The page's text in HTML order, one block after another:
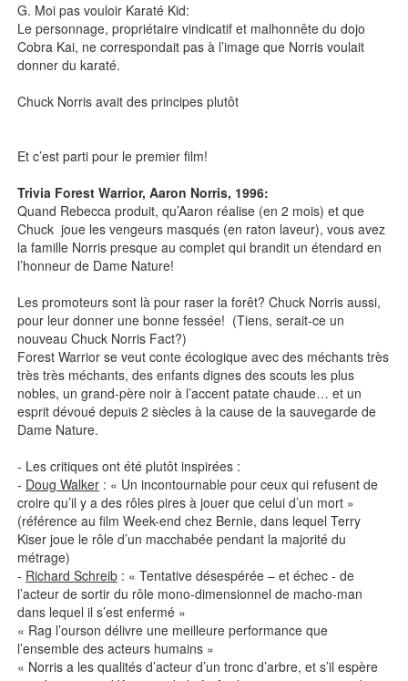
G. Moi pas vouloir Karaté Kid:
Le personnage, propriétaire vindicatif et malhonnête du dojo
Cobra Kai, ne correspondait pas à l’image que Norris voulait
donner du karaté.
Chuck Norris avait des principes plutôt
Et c’est parti pour le premier film!
Trivia Forest Warrior, Aaron Norris, 1996:
Quand Rebecca produit, qu’Aaron réalise (en 2 mois) et que
Chuck joue les vengeurs masqués (en raton laveur), vous avez
la famille Norris presque au complet qui brandit un étendard en
l’honneur de Dame Nature!
Les promoteurs sont là pour raser la forêt? Chuck Norris aussi,
pour leur donner une bonne fessée! (Tiens, serait-ce un
nouveau Chuck Norris Fact?)
Forest Warrior se veut conte écologique avec des méchants très
très très méchants, des enfants dignes des scouts les plus
nobles, un grand-père noir à l’accent patate chaude… et un
esprit dévoué depuis 2 siècles à la cause de la sauvegarde de
Dame Nature.
- Les critiques ont été plutôt inspirées :
- Doug Walker : « Un incontournable pour ceux qui refusent de
croire qu’il y a des rôles pires à jouer que celui d’un mort »
(référence au film Week-end chez Bernie, dans lequel Terry
Kiser joue le rôle d’un macchabée pendant la majorité du
métrage)
- Richard Schreib : « Tentative désespérée – et échec - de
l’acteur de sortir du rôle mono-dimensionnel de macho-man
dans lequel il s’est enfermé »
« Rag l’ourson délivre une meilleure performance que
l’ensemble des acteurs humains »
« Norris a les qualités d’acteur d’un tronc d’arbre, et s’il espère